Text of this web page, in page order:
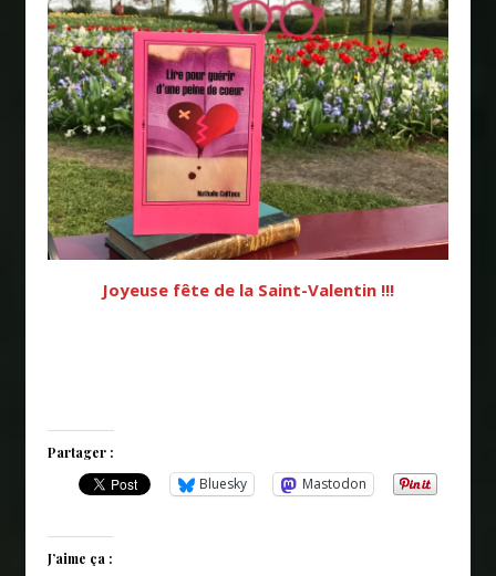
Joyeuse fête de la Saint-Valentin !!!
Partager :
Bluesky Mastodon
J’aime ça :